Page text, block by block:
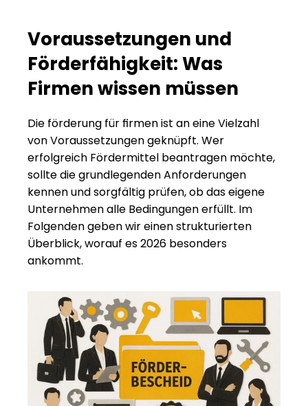
Voraussetzungen und
Förderfähigkeit: Was
Firmen wissen müssen
Die förderung für firmen ist an eine Vielzahl
von Voraussetzungen geknüpft. Wer
erfolgreich Fördermittel beantragen möchte,
sollte die grundlegenden Anforderungen
kennen und sorgfältig prüfen, ob das eigene
Unternehmen alle Bedingungen erfüllt. Im
Folgenden geben wir einen strukturierten
Überblick, worauf es 2026 besonders
ankommt.